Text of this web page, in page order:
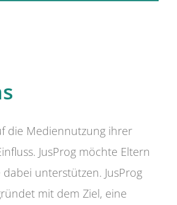
die Mediennutzung ihrer
JusProg möchte Eltern
unterstützen. JusProg
mit dem Ziel, eine